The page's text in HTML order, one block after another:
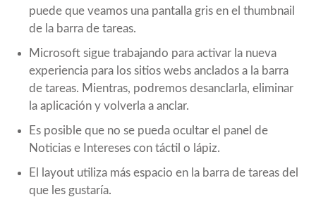
puede que veamos una pantalla gris en el thumbnail
de la barra de tareas.
Microsoft sigue trabajando para activar la nueva
experiencia para los sitios webs anclados a la barra
de tareas. Mientras, podremos desanclarla, eliminar
la aplicación y volverla a anclar.
Es posible que no se pueda ocultar el panel de
Noticias e Intereses con táctil o lápiz.
El layout utiliza más espacio en la barra de tareas del
que les gustaría.